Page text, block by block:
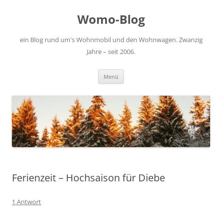
Womo-Blog
ein Blog rund um's Wohnmobil und den Wohnwagen. Zwanzig
Jahre – seit 2006.
Menü
Ferienzeit – Hochsaison für Diebe
1 Antwort